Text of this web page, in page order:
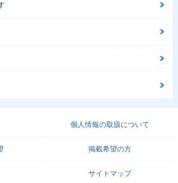
個人情報の取扱について
掲載希望の方
サイトマップ